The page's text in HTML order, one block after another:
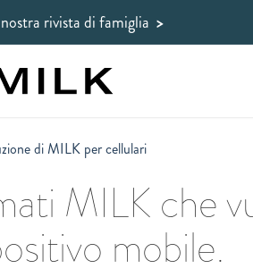
rivista di famiglia >
di MILK per cellulari
MILK che
mobile.